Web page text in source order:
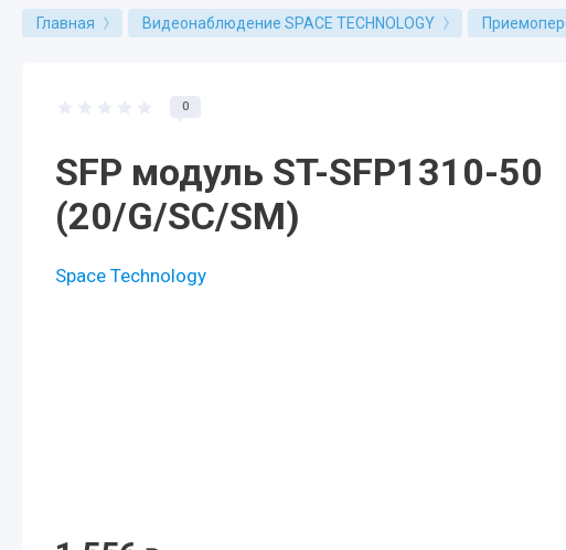
Главная Видеонаблюдение SPACE TECHNOLOGY
0
SFP модуль ST-SFP1310-50
(20/G/SC/SM)
Space Technology